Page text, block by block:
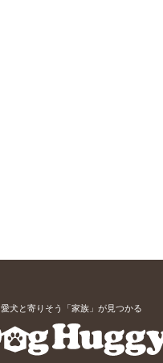
愛犬と寄りそう「家族」が見つかる